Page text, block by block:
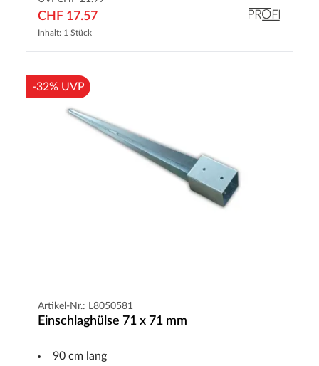
CHF 17.57
Inhalt: 1 Stück
-32% UVP
Artikel-Nr.: L8050581
Einschlaghülse 71 x 71 mm
90 cm lang